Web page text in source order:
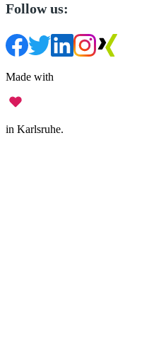
Follow us:
Made with
in Karlsruhe.